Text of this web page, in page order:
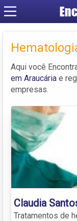
Aqui você
em Araucária e
empresas.
Claudia
Tratamentos de